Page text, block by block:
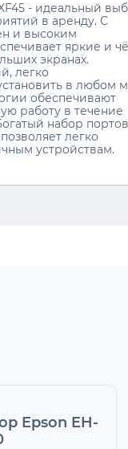
- идеальный
в аренду. С
и высоким
яркие и
экранах.
легко
в любом
обеспечивают
работу в течение
набор
легко
устройствам.
Epson EH-